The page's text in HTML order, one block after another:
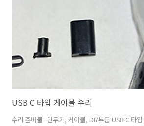
USB C 타입 케이블 수리
수리 준비물 : 인두기, 케이블, DIY부품 USB C 타